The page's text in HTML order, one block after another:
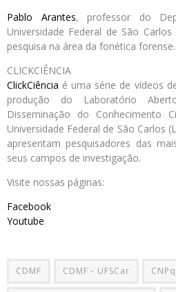
Pablo Arantes, professor do
Universidade Federal de São Carlos
pesquisa na área da fonética forense.
CLICKCIÊNCIA
ClickCiência é uma série de vídeos
produção do Laboratório
Disseminação do Conhecimento
Universidade Federal de São Carlos
apresentam pesquisadores das
seus campos de investigação.
Visite nossas páginas:
Facebook
Youtube
CDMF CDMF - UFSCar CNPq